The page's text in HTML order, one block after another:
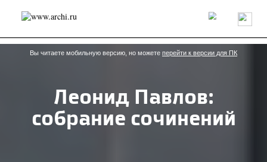
Россия Мир Технологии Интерьер Пресса
Архитекторы
Проекты
Конкурсы События Книги Вакансии
send.project Анонсы конкурсов
Блог
Мнение
Обзор
Объект
Результаты конкурса
Вы читаете мобильную версию, но можете перейти к версии для ПК
Леонид Павлов:
собрание сочинений